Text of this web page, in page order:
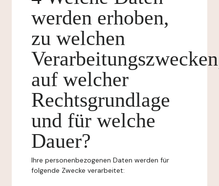
werden erhoben,
zu welchen
auf welcher
Rechtsgrundlage
und für welche
Dauer?
Ihre personenbezogenen Daten werden für
folgende Zwecke verarbeitet: